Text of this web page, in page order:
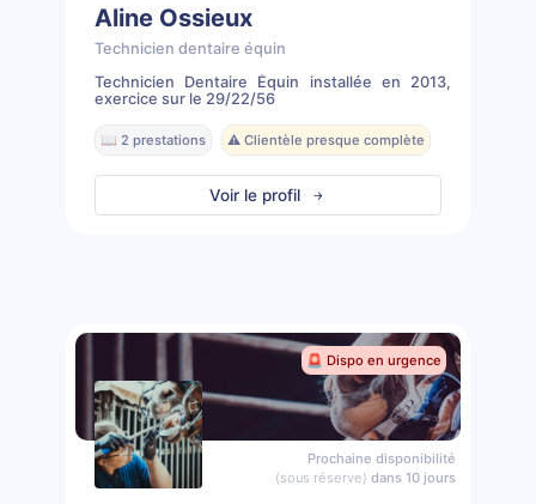
Aline Ossieux
Technicien dentaire équin
Technicien Dentaire Équin installée en 2013,
exercice sur le 29/22/56
📖 2 prestations ⚠️ Clientèle presque complète
Voir le profil
🚨 Dispo en urgence
Prochaine disponibilité
(sous réserve) dans 10 jours